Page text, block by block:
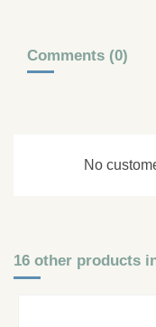
Comments (0)
No
16 other products